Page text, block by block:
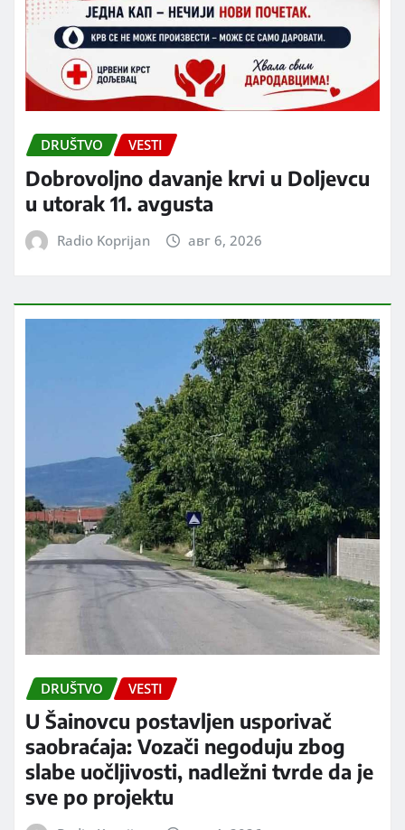
DRUŠTVO VESTI
Dobrovoljno davanje krvi u Doljevcu
u utorak 11. avgusta
Radio Koprijan авг 6, 2026
DRUŠTVO VESTI
U Šainovcu postavljen usporivač
saobraćaja: Vozači negoduju zbog
slabe uočljivosti, nadležni tvrde da je
sve po projektu